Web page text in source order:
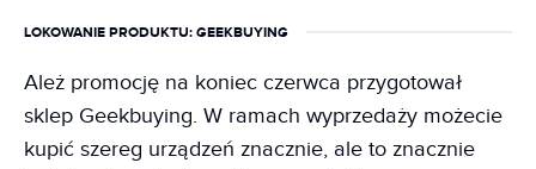
LOKOWANIE PRODUKTU: GEEKBUYING
Ależ promocję na koniec czerwca przygotował
sklep Geekbuying. W ramach wyprzedaży możecie
kupić szereg urządzeń znacznie, ale to znacznie